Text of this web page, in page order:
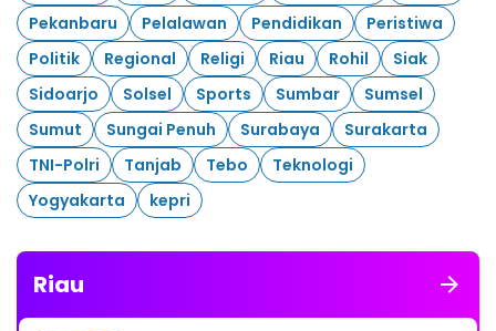
Pekanbaru
Pelalawan Pendidikan
Peristiwa
Politik
Regional Religi Riau Rohil
Siak
Sidoarjo
Solsel Sports Sumbar
Sumsel
Sumut
Sungai Penuh Surabaya
Surakarta
TNI-Polri
Tanjab Tebo
Teknologi
Yogyakarta
kepri
Riau